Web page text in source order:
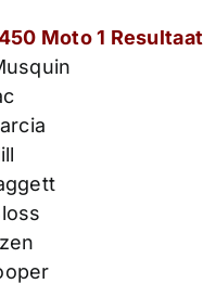
Moto 1 Resultaat